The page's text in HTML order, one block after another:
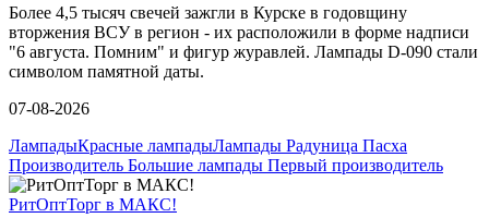
Более 4,5 тысяч свечей зажгли в Курске в годовщину
вторжения ВСУ в регион - их расположили в форме надписи
"6 августа. Помним" и фигур журавлей. Лампады D-090 стали
символом памятной даты.
07-08-2026
ЛампадыКрасные лампадыЛампады Радуница Пасха
Производитель Большие лампады Первый производитель
РитОптТорг в МАКС!